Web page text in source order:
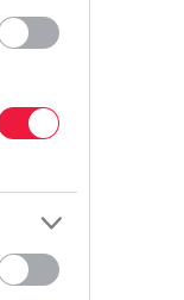
Itt a toplista, ezek
erős forint tavasztól
piacát.
Az